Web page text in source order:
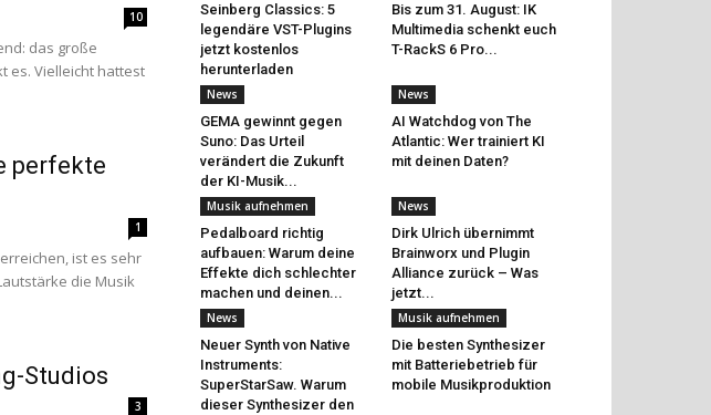
10
das große
es. Vielleicht hattest
perfekte
1
ist es sehr
die Musik
Studios
3
Seinberg Classics: 5
legendäre VST-Plugins
jetzt kostenlos
herunterladen
Bis zum 31. August: IK
Multimedia schenkt euch
T-RackS 6 Pro...
News
GEMA gewinnt gegen
Suno: Das Urteil
verändert die Zukunft
der KI-Musik...
News
AI Watchdog von The
Atlantic: Wer trainiert KI
mit deinen Daten?
Musik aufnehmen
Pedalboard richtig
aufbauen: Warum deine
Effekte dich schlechter
machen und deinen...
News
Dirk Ulrich übernimmt
Brainworx und Plugin
Alliance zurück – Was
jetzt...
News
Neuer Synth von Native
Instruments:
SuperStarSaw. Warum
dieser Synthesizer den
Musik aufnehmen
Die besten Synthesizer
mit Batteriebetrieb für
mobile Musikproduktion